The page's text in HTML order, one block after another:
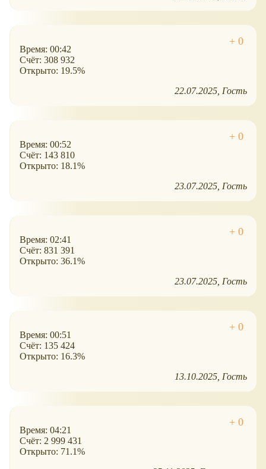
Время: 00:42
Счёт: 308 932
Открыто: 19.5%
22.07.2025 Гость
Время: 00:52
Счёт: 143 810
Открыто: 18.1%
23.07.2025 Гость
Время: 02:41
Счёт: 831 391
Открыто: 36.1%
23.07.2025 Гость
Время: 00:51
Счёт: 135 424
Открыто: 16.3%
13.10.2025 Гость
Время: 04:21
Счёт: 2 999 431
Открыто: 71.1%